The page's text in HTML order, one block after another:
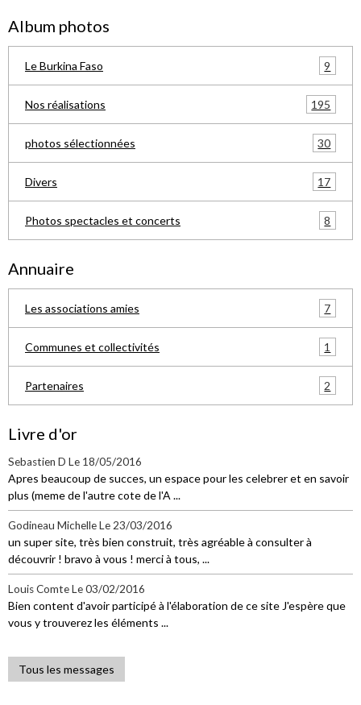
Album photos
Le Burkina Faso 9
Nos réalisations 195
photos sélectionnées 30
Divers 17
Photos spectacles et concerts 8
Annuaire
Les associations amies 7
Communes et collectivités 1
Partenaires 2
Livre d'or
Sebastien D Le 18/05/2016
Apres beaucoup de succes, un espace pour les celebrer et en savoir
plus (meme de l'autre cote de l'A ...
Godineau MichelleLe 23/03/2016
un super site, très bien construit, très agréable à consulter à
découvrir ! bravo à vous ! merci à tous, ...
Louis ComteLe 03/02/2016
Bien content d'avoir participé à l'élaboration de ce site J'espère que
vous y trouverez les éléments ...
Tous les messages